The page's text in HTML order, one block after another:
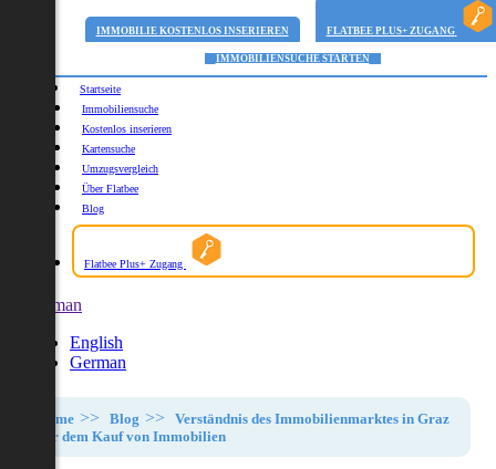
IMMOBILIE KOSTENLOS INSERIEREN FLATBEE PLUS+ ZUGANG
IMMOBILIENSUCHE STARTEN
Startseite
Immobiliensuche
Kostenlos inserieren
Kartensuche
Umzugsvergleich
Über Flatbee
Blog
Flatbee Plus+ Zugang
German
English
German
Home Blog
Verständnis des Immobilienmarktes in Graz
vor dem Kauf von Immobilien